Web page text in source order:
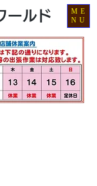
ールド
ME
NU